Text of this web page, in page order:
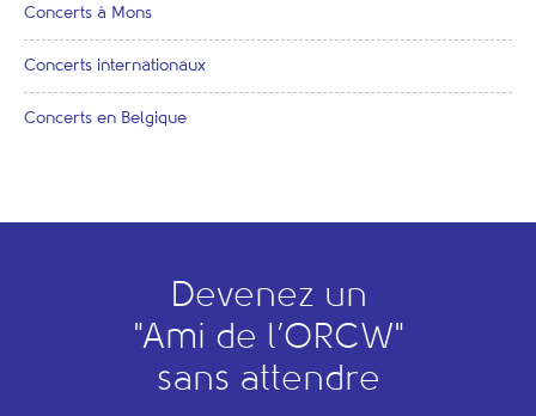
Concerts à Mons
Concerts internationaux
Concerts en Belgique
Devenez un
"Ami de l’ORCW"
sans attendre